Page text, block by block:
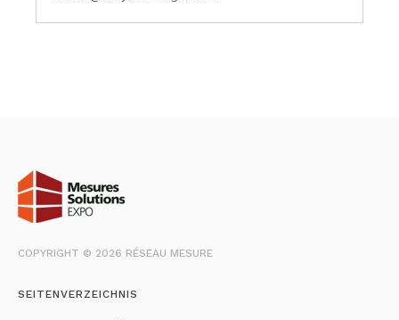
COPYRIGHT © 2026 RÉSEAU MESURE
SEITENVERZEICHNIS